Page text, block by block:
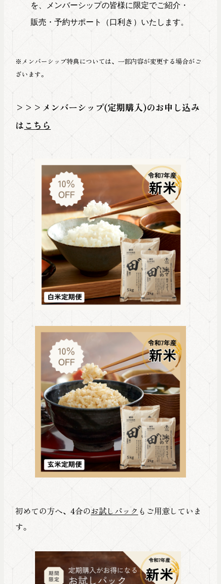
を、メンバーシップの皆様に限定でご紹介・
販売・予約サポート（口利き）いたします。
※メンバーシップ特典については、一部内容が変更する場合がご
ざいます。
>>>メンバーシップ(定期購入)のお申し込み
は こちら
初めての方へ、4合のお試しパック もご用意していま
す。